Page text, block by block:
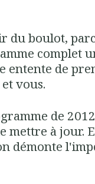
du boulot,
complet
entente de
vous.
de
mettre à jour.
démonte